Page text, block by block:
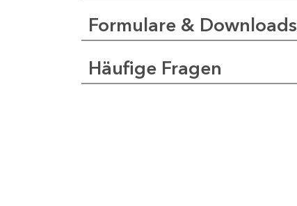
Formulare & Downloads
Häufige Fragen